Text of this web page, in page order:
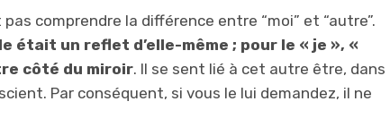
comprendre la différence entre “moi” et “autre”.
était un reflet d’elle-même ; pour le « je », «
côté du miroir. Il se sent lié à cet autre être, dans
Par conséquent, si vous le lui demandez, il ne